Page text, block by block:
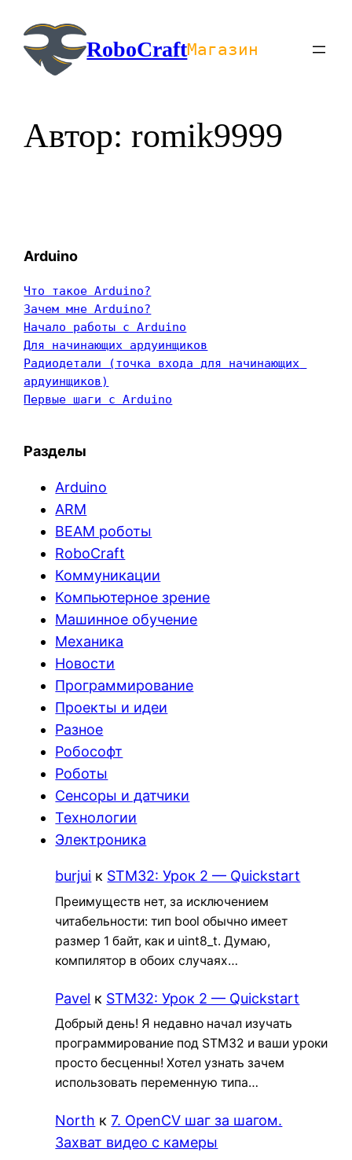
содержимомуRoboCraftМагазин
Автор:romik9999
Arduino
Что такое Arduino?
Зачем мне Arduino?
Начало работы с Arduino
Для начинающих ардуинщиков
Радиодетали (точка входа для начинающих
ардуинщиков)
Первые шаги с Arduino
Разделы
Arduino
ARM
BEAM роботы
RoboCraft
Коммуникации
Компьютерное зрение
Машинное обучение
Механика
Новости
Программирование
Проекты и идеи
Разное
Робософт
Роботы
Сенсоры и датчики
Технологии
Электроника
burjui к STM32: Урок 2 — Quickstart
Преимуществ нет, за исключением
читабельности: тип bool обычно имеет
размер 1 байт, как и uint8_t. Думаю,
компилятор в обоих случаях…
Pavel к STM32: Урок 2 — Quickstart
Добрый день! Я недавно начал изучать
программирование под STM32 и ваши уроки
просто бесценны! Хотел узнать зачем
использовать переменную типа…
North к7. OpenCV шаг за шагом.
Захват видео с камеры